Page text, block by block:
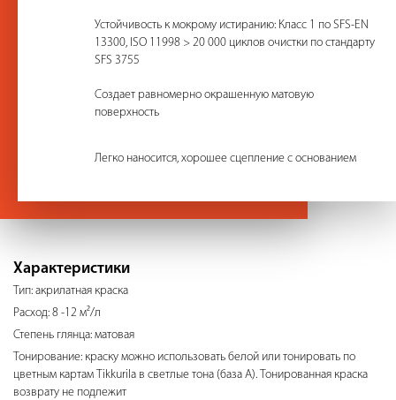
Устойчивость к мокрому истиранию: Класс 1 по SFS-EN
13300, ISO 11998 > 20 000 циклов очистки по стандарту
SFS 3755
Создает равномерно окрашенную матовую
поверхность
Легко наносится, хорошее сцепление с основанием
Характеристики
Тип: акрилатная краска
Расход: 8 -12 м²/л
Степень глянца: матовая
Тонирование: краску можно использовать белой или тонировать по
цветным картам Tikkurila в светлые тона (база А). Тонированная краска
возврату не подлежит